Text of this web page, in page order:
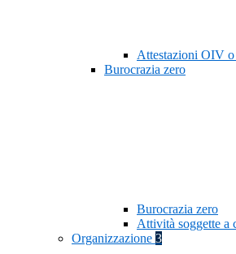
Attestazioni OIV o
Burocrazia zero
Burocrazia zero
Attività soggette a
Organizzazione 3